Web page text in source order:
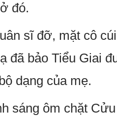
đó.
sĩ đỡ, mặt cô
đã bảo Tiểu Giai
dạng của mẹ.
sáng ôm chặt